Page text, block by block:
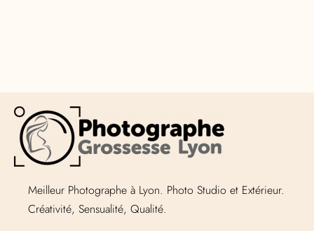
Meilleur Photographe à Lyon. Photo Studio et Extérieur.
Créativité, Sensualité, Qualité.